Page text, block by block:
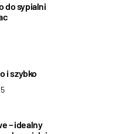
do sypialni
i szybko
– idealny